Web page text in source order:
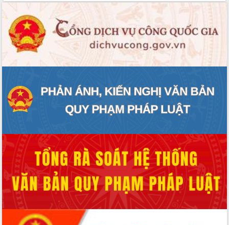
phá cơ chế - Hợp tác công tư
Đề án 06 tạo bước ngoặt đột phá trong
cải cách hành chính tỉnh Đắk Lắk
Kết nối tour, đẩy mạnh chuyển đổi số
để phát triển du lịch Đắk Lắk
Tiến
Gặp mặt các cơ quan báo chí nhân Kỷ
niệm 101 năm Ngày Báo chí Cách
hiện Đề án 06 của Chính phủ
Họp báo thông tin về Hội nghị Công bố
Quy hoạch và Xúc tiến đầu tư tỉnh Đắk
Lắk
Khơi thông điểm nghẽn, đẩy nhanh
giải ngân vốn khắc phục thiên tai
HĐND tỉnh thông qua điều chỉnh Quy
hoạch tỉnh thời kỳ 2021-2030